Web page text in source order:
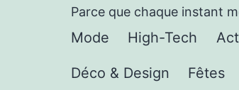
Parce que chaque instant
Mode High-Tech
Déco & Design Fêtes